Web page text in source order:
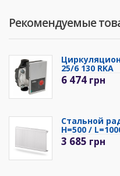
Рекомендуемые
25/6 130 RKA
6 474 грн
Стальной
H=500 /
3 685 грн